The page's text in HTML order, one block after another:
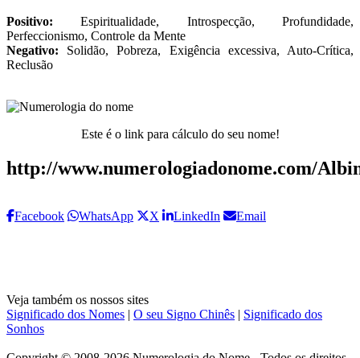
Positivo: Espiritualidade, Introspecção, Profundidade,
Perfeccionismo, Controle da Mente
Negativo: Solidão, Pobreza, Exigência excessiva, Auto-Crítica,
Reclusão
Este é o link para cálculo do seu nome!
http://www.numerologiadonome.com/
Facebook WhatsApp X LinkedIn Email
Veja também os nossos sites
Significado dos Nomes
O seu Signo Chinês
Significado dos
Sonhos